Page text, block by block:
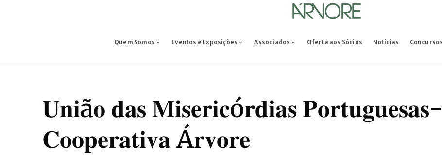
Quem Somos Eventos e Exposições Associados Oferta aos Sócios Notícias Concursos
𝐔𝐧𝐢ã𝐨 𝐝𝐚𝐬 𝐌𝐢𝐬𝐞𝐫𝐢𝐜ó𝐫𝐝𝐢𝐚𝐬
𝐂𝐨𝐨𝐩𝐞𝐫𝐚𝐭𝐢𝐯𝐚 Á𝐫𝐯𝐨𝐫𝐞